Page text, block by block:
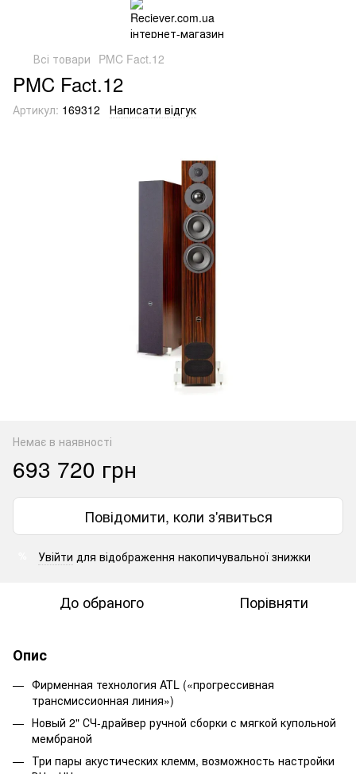
Всі товари PMC Fact.12
PMC Fact.12
Артикул: 169312 Написати відгук
Немає в наявності
693 720 грн
Повідомити, коли з'явиться
Увійти для відображення накопичувальної знижки
До обраного Порівняти
Опис
Фирменная технология ATL («прогрессивная
трансмиссионная линия»)
Новый 2" СЧ-драйвер ручной сборки с мягкой купольной
мембраной
Три пары акустических клемм, возможность настройки